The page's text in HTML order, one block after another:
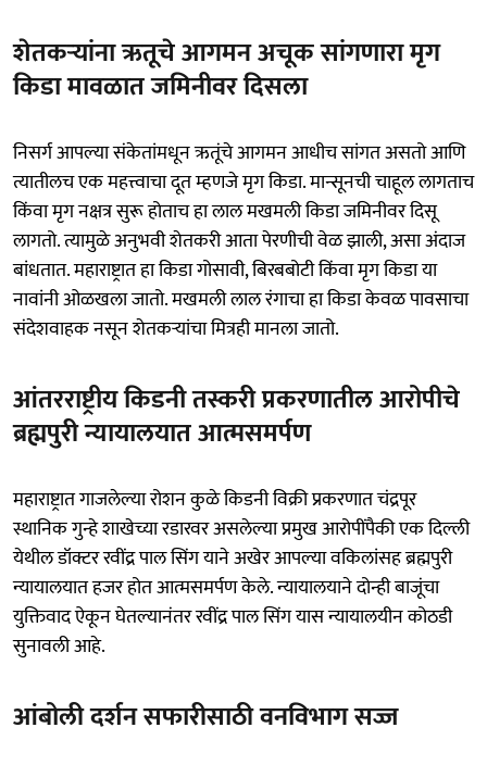
शेतकऱ्यांना ऋतूचे आगमन अचूक सांगणारा मृग
किडा मावळात जमिनीवर दिसला
निसर्ग आपल्या संकेतांमधून ऋतूंचे आगमन आधीच सांगत असतो आणि
त्यातीलच एक महत्त्वाचा दूत म्हणजे मृग किडा. मान्सूनची चाहूल लागताच
किंवा मृग नक्षत्र सुरू होताच हा लाल मखमली किडा जमिनीवर दिसू
लागतो. त्यामुळे अनुभवी शेतकरी आता पेरणीची वेळ झाली, असा अंदाज
बांधतात. महाराष्ट्रात हा किडा गोसावी, बिरबबोटी किंवा मृग किडा या
नावांनी ओळखला जातो. मखमली लाल रंगाचा हा किडा केवळ पावसाचा
संदेशवाहक नसून शेतकऱ्यांचा मित्रही मानला जातो.
आंतरराष्ट्रीय किडनी तस्करी प्रकरणातील आरोपीचे
ब्रह्मपुरी न्यायालयात आत्मसमर्पण
महाराष्ट्रात गाजलेल्या रोशन कुळे किडनी विक्री प्रकरणात चंद्रपूर
स्थानिक गुन्हे शाखेच्या रडारवर असलेल्या प्रमुख आरोपींपैकी एक दिल्ली
येथील डॉक्टर रवींद्र पाल सिंग याने अखेर आपल्या वकिलांसह ब्रह्मपुरी
न्यायालयात हजर होत आत्मसमर्पण केले. न्यायालयाने दोन्ही बाजूंचा
युक्तिवाद ऐकून घेतल्यानंतर रवींद्र पाल सिंग यास न्यायालयीन कोठडी
सुनावली आहे.
आंबोली दर्शन सफारीसाठी वनविभाग सज्ज